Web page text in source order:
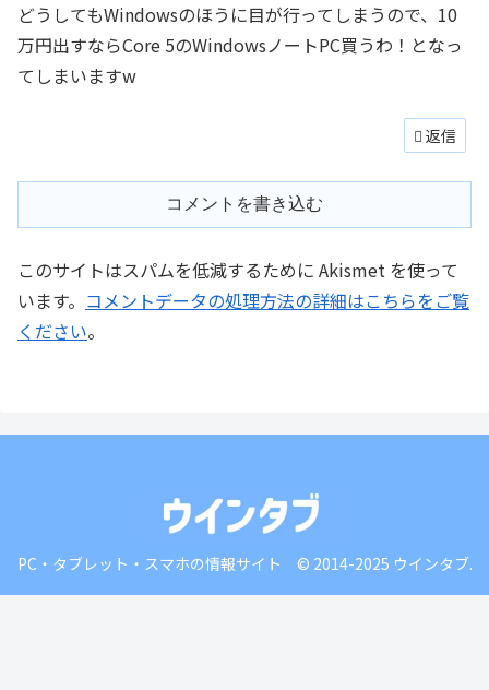
どうしてもWindowsのほうに目が行ってしまうので、10
万円出すならCore 5のWindowsノートPC買うわ！となっ
てしまいますw
返信
コメントを書き込む
このサイトはスパムを低減するために Akismet を使って
います。 コメントデータの処理方法の詳細はこちらをご覧
ください。
PC・タブレット・スマホの情報サイト © 2014-2025 ウインタブ.